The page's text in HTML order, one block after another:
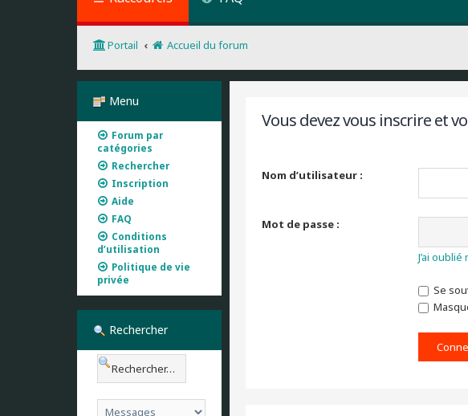
Portail Accueil du forum
Vous devez vous inscrire et
Nom d’utilisateur :
Mot de passe :
J’ai
Se
Menu
Forum par
catégories
Rechercher
Inscription
Aide
FAQ
Conditions
d’utilisation
Politique de vie
privée
Rechercher